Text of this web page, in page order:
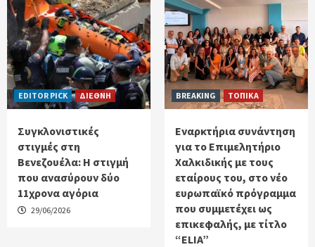
EDITOR PICK ΔΙΕΘΝΗ
Συγκλονιστικές
στιγμές στη
Βενεζουέλα: Η στιγμή
που ανασύρουν δύο
11χρονα αγόρια
29/06/2026
BREAKING ΤΟΠΙΚΑ
Εναρκτήρια συνάντηση
για το Επιμελητήριο
Χαλκιδικής με τους
εταίρους του, στο νέο
ευρωπαϊκό πρόγραμμα
που συμμετέχει ως
επικεφαλής, με τίτλο
“ELIA”